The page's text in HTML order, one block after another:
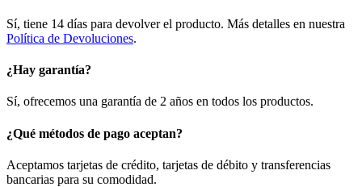
Sí, tiene 14 días para devolver el producto. Más detalles en nuestra
Política de Devoluciones.
¿Hay garantía?
Sí, ofrecemos una garantía de 2 años en todos los productos.
¿Qué métodos de pago aceptan?
Aceptamos tarjetas de crédito, tarjetas de débito y transferencias
bancarias para su comodidad.